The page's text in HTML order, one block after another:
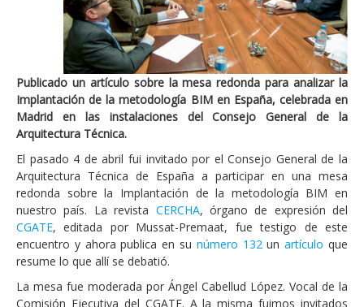
Publicado un artículo sobre la mesa redonda para analizar la
Implantación de la metodología BIM en España, celebrada en
Madrid en las instalaciones del Consejo General de la
Arquitectura Técnica.
El pasado 4 de abril fui invitado por el Consejo General de la
Arquitectura Técnica de España a participar en una mesa
redonda sobre la Implantación de la metodología BIM en
nuestro país. La revista CERCHA, órgano de expresión del
CGATE, editada por Mussat-Premaat, fue testigo de este
encuentro y ahora publica en su número 132 unartículo que
resume lo que allí se debatió.
La mesa fue moderada por Ángel Cabellud López. Vocal de la
Comisión Ejecutiva del CGATE. A la misma fuimos invitados